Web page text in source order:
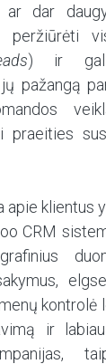
ar dar
) ir
pažangą
praeities
apie klientus
CRM
kontrolė
ir